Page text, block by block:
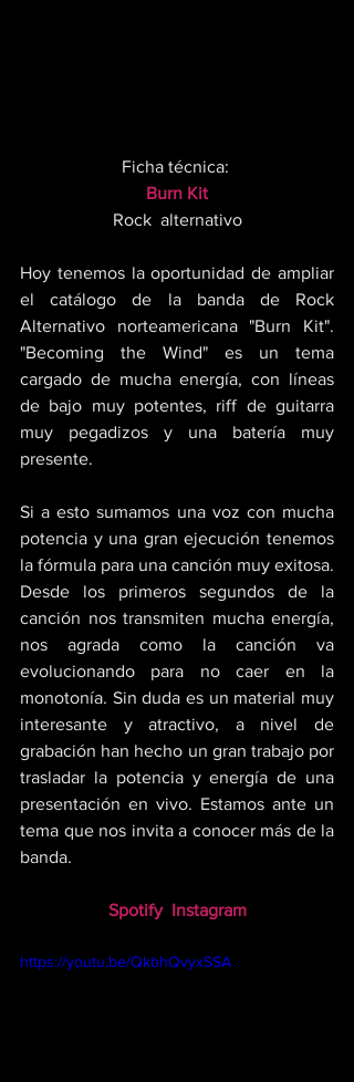
Ficha técnica:
Burn Kit
Rock  alternativo
Hoy tenemos la oportunidad de ampliar
el catálogo de la banda de Rock
Alternativo norteamericana "Burn Kit".
"Becoming the Wind" es un tema
cargado de mucha energía, con líneas
de bajo muy potentes, riff de guitarra
muy pegadizos y una batería muy
presente.
Si a esto sumamos una voz con mucha
potencia y una gran ejecución tenemos
la fórmula para una canción muy exitosa.
Desde los primeros segundos de la
canción nos transmiten mucha energía,
nos agrada como la canción va
evolucionando para no caer en la
monotonía. Sin duda es un material muy
interesante y atractivo, a nivel de
grabación han hecho un gran trabajo por
trasladar la potencia y energía de una
presentación en vivo. Estamos ante un
tema que nos invita a conocer más de la
banda.
Spotify Instagram
https://youtu.be/QkbhQvyxSSA